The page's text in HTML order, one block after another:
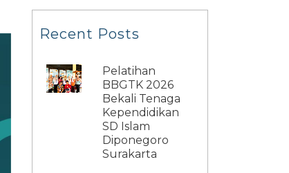
Recent Posts
Pelatihan
BBGTK 2026
Bekali Tenaga
Kependidikan
SD Islam
Diponegoro
Surakarta